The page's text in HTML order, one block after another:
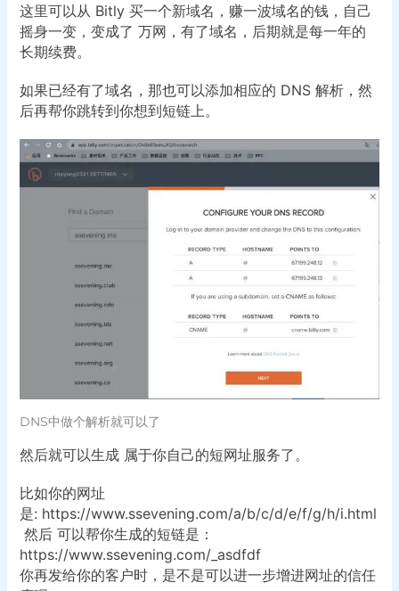
这里可以从 Bitly 买一个新域名，赚一波域名的钱，自己
摇身一变，变成了 万网，有了域名，后期就是每一年的
长期续费。
如果已经有了域名，那也可以添加相应的 DNS 解析，然
后再帮你跳转到你想到短链上。
DNS中做个解析就可以了
然后就可以生成 属于你自己的短网址服务了。
比如你的网址
是: https://www.ssevening.com/a/b/c/d/e/f/g/h/i.html
然后 可以帮你生成的短链是：
https://www.ssevening.com/_asdfdf
你再发给你的客户时，是不是可以进一步增进网址的信任